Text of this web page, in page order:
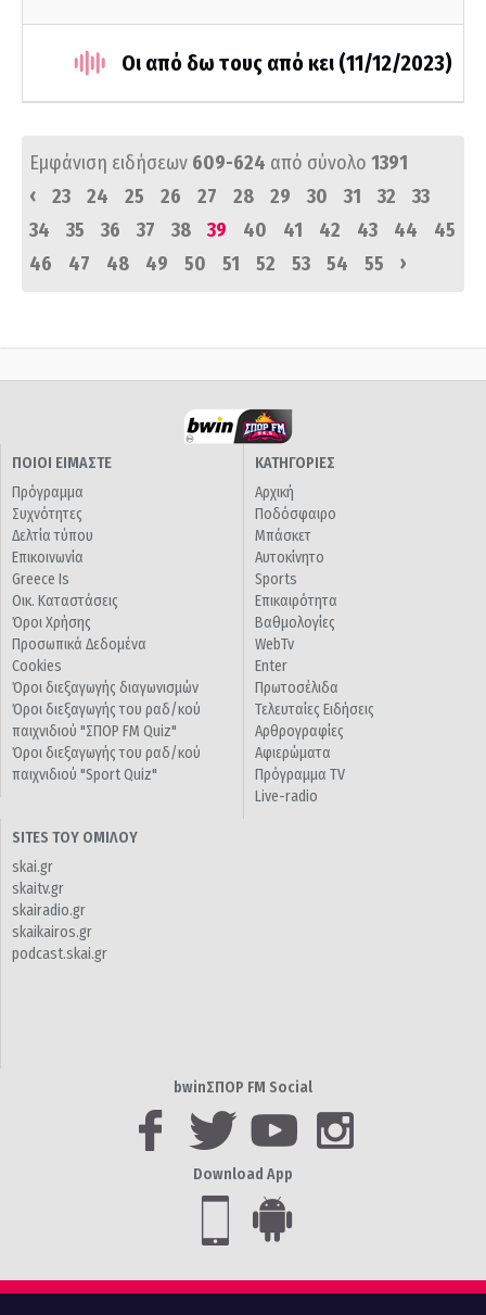
Οι από δω τους από κει (11/12/2023)
Εμφάνιση ειδήσεων 609-624 από σύνολο 1391
‹
23 24 25 26 27 28 29 30 31 32
33
34
35 36 37 38 39 40 41 42 43 44
45
46
47 48 49 50 51 52 53 54 55 ›
ΠΟΙΟΙ ΕΙΜΑΣΤΕ
Πρόγραμμα
Συχνότητες
Δελτία τύπου
Επικοινωνία
Greece Is
Οικ. Καταστάσεις
Όροι Χρήσης
Προσωπικά Δεδομένα
Cookies
Όροι διεξαγωγής διαγωνισμών
Όροι διεξαγωγής του ραδ/κού
παιχνιδιού "ΣΠΟΡ FM Quiz"
Όροι διεξαγωγής του ραδ/κού
παιχνιδιού "Sport Quiz"
ΚΑΤΗΓΟΡΙΕΣ
Αρχική
Ποδόσφαιρο
Μπάσκετ
Αυτοκίνητο
Sports
Επικαιρότητα
Βαθμολογίες
WebTv
Enter
Πρωτοσέλιδα
Τελευταίες Ειδήσεις
Αρθρογραφίες
Αφιερώματα
Πρόγραμμα TV
Live-radio
SITES ΤΟΥ ΟΜΙΛΟΥ
skai.gr
skaitv.gr
skairadio.gr
skaikairos.gr
podcast.skai.gr
bwinΣΠΟΡ FM Social
Download App